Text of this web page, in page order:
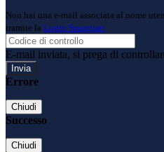
Non hai una e-mail associata al nome
tramite la Login Spaggiari
E-mail inviata, si prega di
Errore
Chiudi
Successo
Chiudi